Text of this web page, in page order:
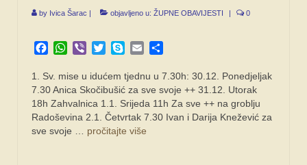
by Ivica Šarac objavljeno u: ŽUPNE OBAVIJESTI 0
Facebook
WhatsApp
Viber TwitterSkypeEmail
1. Sv. mise u idućem tjednu u 7.30h: 30.12. Ponedjeljak
7.30 Anica Skočibušić za sve svoje ++ 31.12. Utorak
18h Zahvalnica 1.1. Srijeda 11h Za sve ++ na groblju
Radoševina 2.1. Četvrtak 7.30 Ivan i Darija Knežević za
sve svoje … pročitajte više